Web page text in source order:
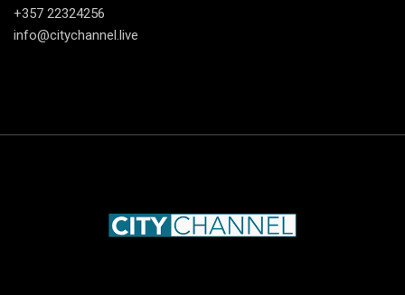
+357 22324256
info@citychannel.live